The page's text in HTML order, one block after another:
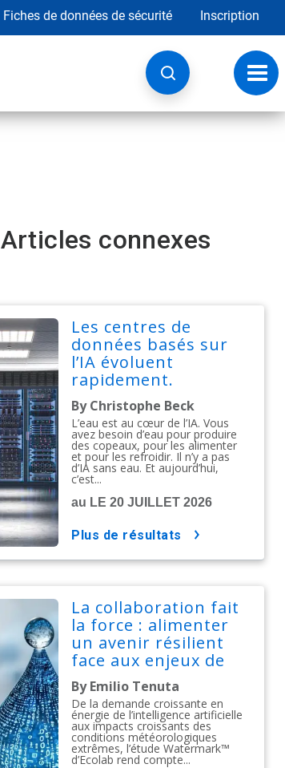
Fiches de données de sécurité Inscription
la
Articles connexes
Les centres de
données basés sur
l’IA évoluent
rapidement.
Construisons-les de
manière
responsable.
By Christophe Beck
L’eau est au cœur de l’IA. Vous
avez besoin d’eau pour produire
des copeaux, pour les alimenter
et pour les refroidir. Il n’y a pas
d’IA sans eau. Et aujourd’hui,
c’est...
au LE 20 JUILLET 2026
plus de résultats
La collaboration fait
la force : alimenter
un avenir résilient
face aux enjeux de
l'eau
By Emilio Tenuta
De la demande croissante en
énergie de l’intelligence artificielle
aux impacts croissants des
conditions météorologiques
extrêmes, l’étude Watermark™
d’Ecolab rend compte...